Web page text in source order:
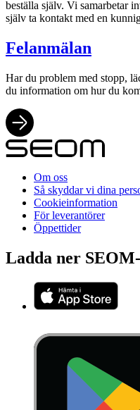
beställa själv. Vi samarbetar
själv ta kontakt med en
Felanmälan
Har du problem med stopp,
du information om hur du
Om oss
Så skyddar vi dina
Cookieinformation
För leverantörer
Öppettider
Ladda ner